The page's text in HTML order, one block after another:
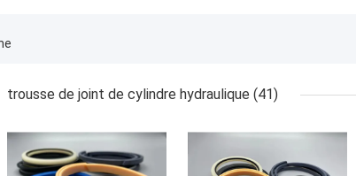
trousse de joint de cylindre hydraulique (41)